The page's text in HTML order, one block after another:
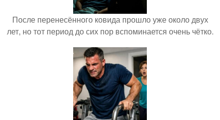
После перенесённого ковида прошло уже около двух
лет, но тот период до сих пор вспоминается очень чётко.